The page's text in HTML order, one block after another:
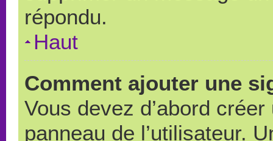
répondu.
Haut
Comment ajouter une
Vous devez d’abord
panneau de l’utilisateur.